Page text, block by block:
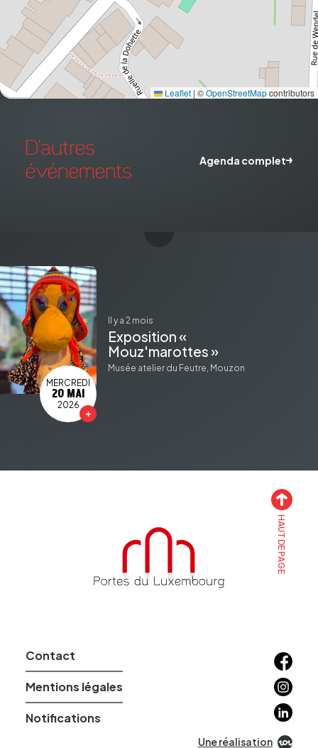
Leaflet | ©OpenStreetMapcontributors
D'autres
événements
Agenda complet
Exposition «
Mouz'marottes »
il y a 2 mois
Musée atelier du Feutre, Mouzon
MERCREDI
20 MAI
2026
HAUT DE PAGE
Contact
Mentions légales
Notifications
Linkedin
Une réalisation